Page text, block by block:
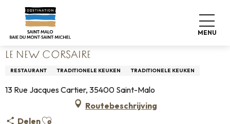
contenu
MENU
Home Wonen zoals thuis
Restaurants
Le New Corsaire
LE NEW CORSAIRE
RESTAURANT TRADITIONELE KEUKEN TRADITIONELE KEUKEN
13 Rue Jacques Cartier, 35400 Saint-Malo
Routebeschrijving
DelenAjouter aux favoris